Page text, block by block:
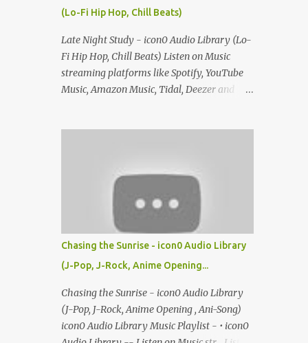
(Lo-Fi Hip Hop, Chill Beats)
Late Night Study - icon0 Audio Library (Lo-
Fi Hip Hop, Chill Beats) Listen on Music
streaming platforms like Spotify, YouTube
Music, Amazon Music, Tidal, Deezer and
Chasing the Sunrise - icon0 Audio Library
(J-Pop, J-Rock, Anime Opening...
Chasing the Sunrise - icon0 Audio Library
(J-Pop, J-Rock, Anime Opening , Ani-Song)
icon0 Audio Library Music Playlist - • icon0